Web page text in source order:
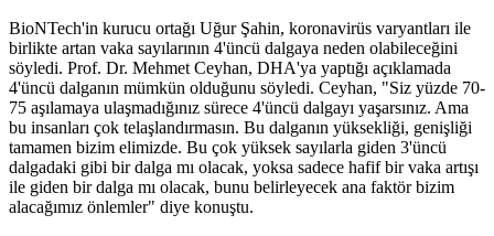
BioNTech'in kurucu ortağı Uğur Şahin, koronavirüs varyantları ile
birlikte artan vaka sayılarının 4'üncü dalgaya neden olabileceğini
söyledi. Prof. Dr. Mehmet Ceyhan, DHA'ya yaptığı açıklamada
4'üncü dalganın mümkün olduğunu söyledi. Ceyhan, "Siz yüzde 70-
75 aşılamaya ulaşmadığınız sürece 4'üncü dalgayı yaşarsınız. Ama
bu insanları çok telaşlandırmasın. Bu dalganın yüksekliği, genişliği
tamamen bizim elimizde. Bu çok yüksek sayılarla giden 3'üncü
dalgadaki gibi bir dalga mı olacak, yoksa sadece hafif bir vaka artışı
ile giden bir dalga mı olacak, bunu belirleyecek ana faktör bizim
alacağımız önlemler" diye konuştu.